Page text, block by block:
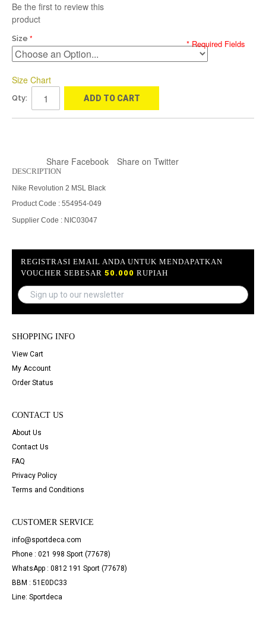
Be the first to review this
product
Size * Required Fields
Size Chart
Qty: ADD TO CART
Share Facebook Share on Twitter
DESCRIPTION
Nike Revolution 2 MSL Black
Product Code : 554954-049
Supplier Code : NIC03047
REGISTRASI EMAIL ANDA UNTUK MENDAPATKAN
VOUCHER SEBESAR 50.000 RUPIAH
SHOPPING INFO
View Cart
My Account
Order Status
CONTACT US
About Us
Contact Us
FAQ
Privacy Policy
Terms and Conditions
CUSTOMER SERVICE
info@sportdeca.com
Phone : 021 998 Sport (77678)
WhatsApp : 0812 191 Sport (77678)
BBM : 51E0DC33
Line: Sportdeca